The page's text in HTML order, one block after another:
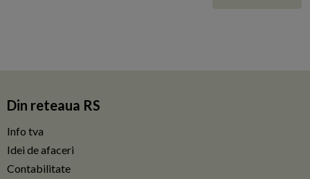
Din reteaua RS
Info tva
Idei de afaceri
Contabilitate